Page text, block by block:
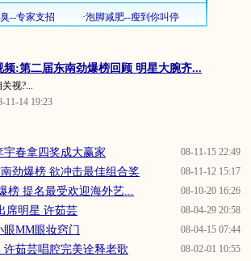
频:第二届东南劲爆榜回顾 明星大腕齐...
关视?...
11-14 19:23
08-11-15 22:49
春拿四奖成大赢家
08-11-12 15:17
劲爆榜 欲冲击最佳组合奖
08-10-20 16:26
榜 提名最受欢迎海外艺...
08-04-29 20:58
席明星 许茹芸
08-04-15 07:44
眼MM眼妆窍门
08-02-01 10:55
茹芸唱腔完美诠释老歌